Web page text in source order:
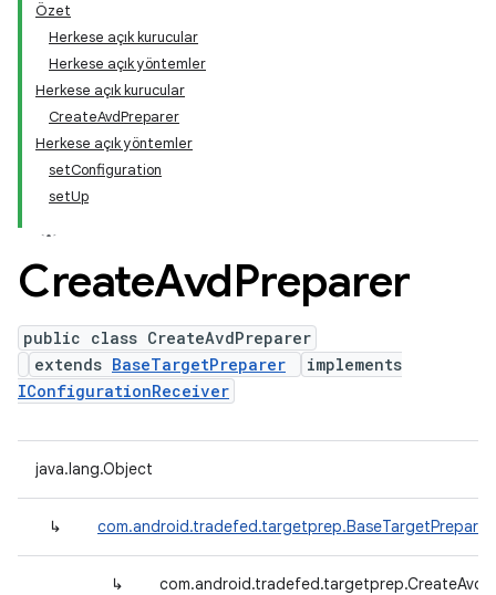
Özet
Herkese açık kurucular
Herkese açık yöntemler
Herkese açık kurucular
CreateAvdPreparer
Herkese açık yöntemler
setConfiguration
setUp
CreateAvdPreparer
public class CreateAvdPreparer
extends BaseTargetPreparer
implements
IConfigurationReceiver
java.lang.Object
↳ com.android.tradefed.targetprep.BaseTargetPreparer
↳